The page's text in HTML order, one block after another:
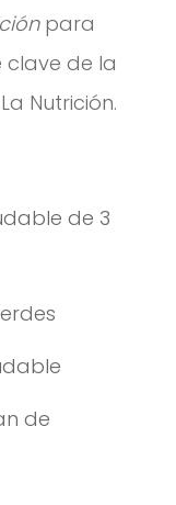
para
de la
Nutrición.
de 3
de